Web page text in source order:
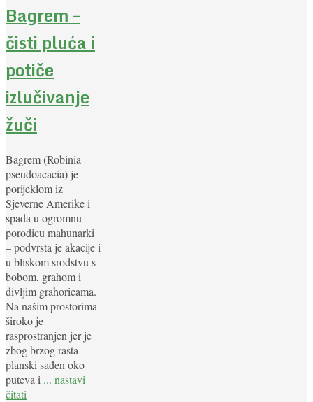
Bagrem –
čisti pluća i
potiče
izlučivanje
žuči
Bagrem (Robinia
pseudoacacia) je
porijeklom iz
Sjeverne Amerike i
spada u ogromnu
porodicu mahunarki
– podvrsta je akacije i
u bliskom srodstvu s
bobom, grahom i
divljim grahoricama.
Na našim prostorima
široko je
rasprostranjen jer je
zbog brzog rasta
planski sađen oko
puteva i ... nastavi
čitati